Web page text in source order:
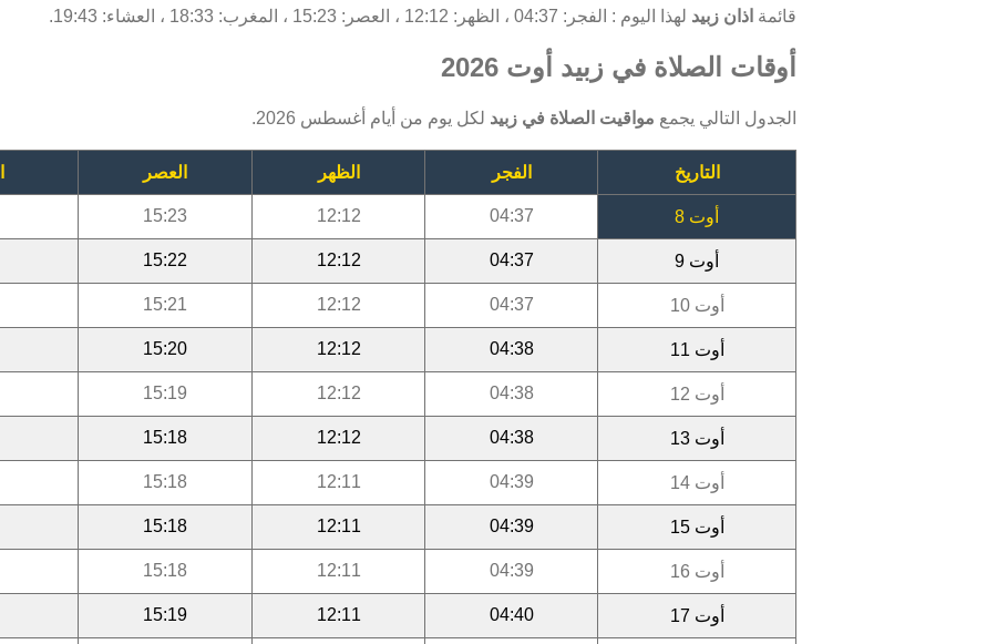
قائمة اذان زبيد لهذا اليوم : الفجر: 04:37 ، الظهر: 12:12 ، العصر: 15:23 ، المغرب: 18:33 ، العشاء: 19:43.
أوقات الصلاة في زبيد أوت 2026
الجدول التالي يجمع مواقيت الصلاة في زبيد لكل يوم من أيام أغسطس 2026.
التاريخ الفجر الظهر العصر
أوت 8 04:37
12:12
15:23
أوت 9 04:37
12:12
15:22
أوت 10 04:37
12:12
15:21
أوت 11 04:38
12:12
15:20
أوت 12 04:38
12:12
15:19
أوت 13 04:38
12:12
15:18
أوت 14 04:39
12:11
15:18
أوت 15 04:39
12:11
15:18
أوت 16 04:39
12:11
15:18
أوت 17 04:40
12:11
15:19